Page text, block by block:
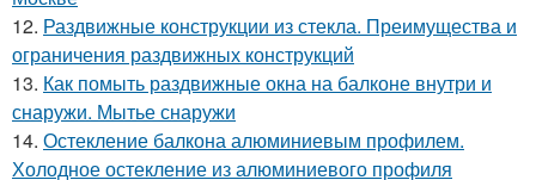
12. Раздвижные конструкции из стекла. Преимущества и
ограничения раздвижных конструкций
13. Как помыть раздвижные окна на балконе внутри и
снаружи. Мытье снаружи
14. Остекление балкона алюминиевым профилем.
Холодное остекление из алюминиевого профиля